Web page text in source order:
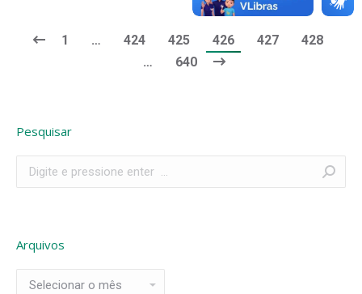
1 … 424 425 426 427
428
…
640
Pesquisar
Arquivos